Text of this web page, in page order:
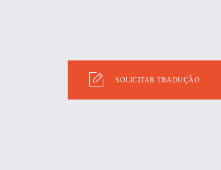
SOLICITAR TRADUÇÃO